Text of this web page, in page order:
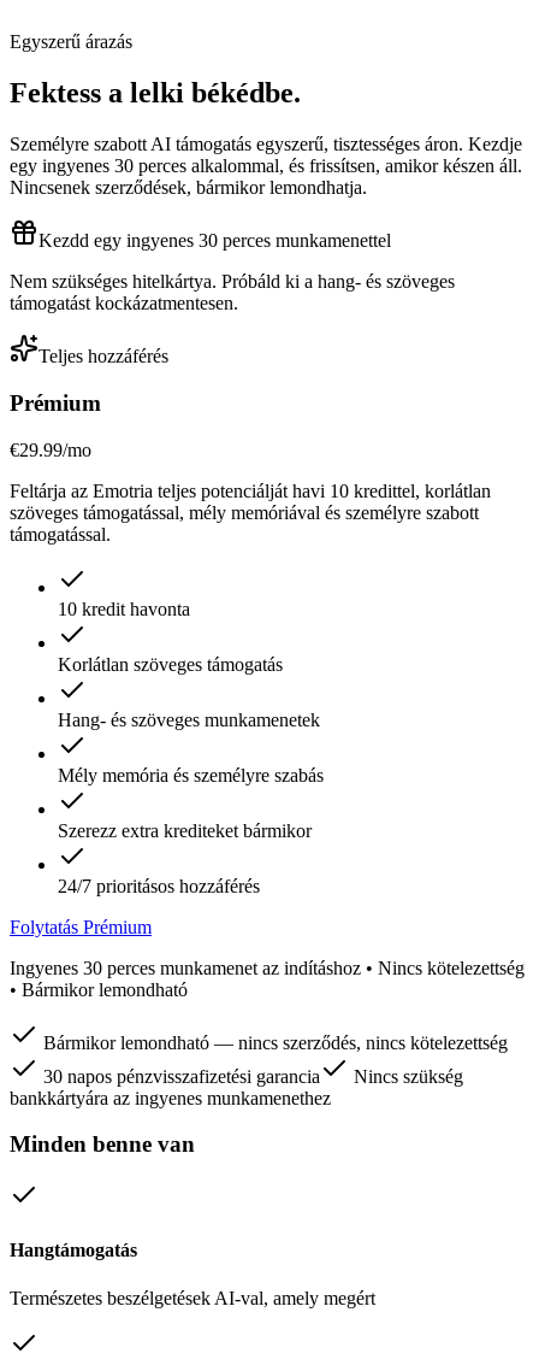
Egyszerű árazás
Fektess a lelki békédbe.
Személyre szabott AI támogatás egyszerű, tisztességes áron. Kezdje
egy ingyenes 30 perces alkalommal, és frissítsen, amikor készen áll.
Nincsenek szerződések, bármikor lemondhatja.
Kezdd egy ingyenes 30 perces munkamenettel
Nem szükséges hitelkártya. Próbáld ki a hang- és szöveges
támogatást kockázatmentesen.
Teljes hozzáférés
Prémium
€29.99/mo
Feltárja az Emotria teljes potenciálját havi 10 kredittel, korlátlan
szöveges támogatással, mély memóriával és személyre szabott
támogatással.
10 kredit havonta
Korlátlan szöveges támogatás
Hang- és szöveges munkamenetek
Mély memória és személyre szabás
Szerezz extra krediteket bármikor
24/7 prioritásos hozzáférés
Folytatás Prémium
Ingyenes 30 perces munkamenet az indításhoz • Nincs kötelezettség
• Bármikor lemondható
Bármikor lemondható — nincs szerződés, nincs kötelezettség
30 napos pénzvisszafizetési garancia
Nincs szükség
bankkártyára az ingyenes munkamenethez
Minden benne van
Hangtámogatás
Természetes beszélgetések AI-val, amely megért